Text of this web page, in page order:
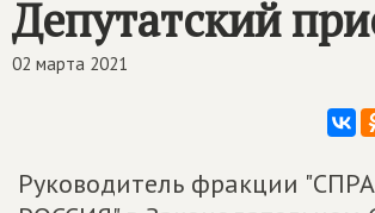
Депутатский
02 марта 2021
Руководитель фракции